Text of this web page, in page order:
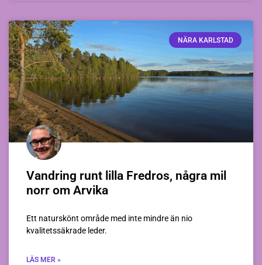
NÄRA KARLSTAD
Vandring runt lilla Fredros, några mil
norr om Arvika
Ett naturskönt område med inte mindre än nio
kvalitetssäkrade leder.
LÄS MER »